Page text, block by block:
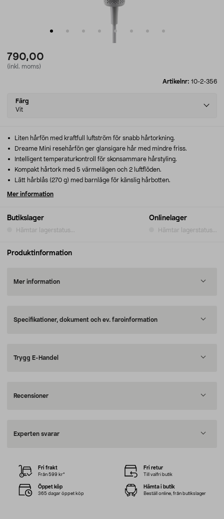
790,00
(inkl. moms)
Artikelnr: 10-2-356
Select
variant
Färg
Vit
Butikslager
Hämtar lagerstatus...
Onlinelager
Hämtar lagerstatus...
Liten hårfön med kraftfull luftström för snabb hårtorkning.
Dreame Mini resehårfön ger glansigare hår med mindre friss.
Intelligent temperaturkontroll för skonsammare hårstyling.
Kompakt hårtork med 5 värmelägen och 2 luftflöden.
Lätt hårblås (270 g) med barnläge för känslig hårbotten.
Mer information
Produktinformation
Mer information
Specifikationer, dokument och ev. faroinformation
Trygg E-Handel
Recensioner
Experten svarar
Fri frakt
Från 599 kr*
Fri retur
Till valfri butik
Öppet köp
365 dagar öppet köp
Hämta i butik
Beställ online, från butikslager